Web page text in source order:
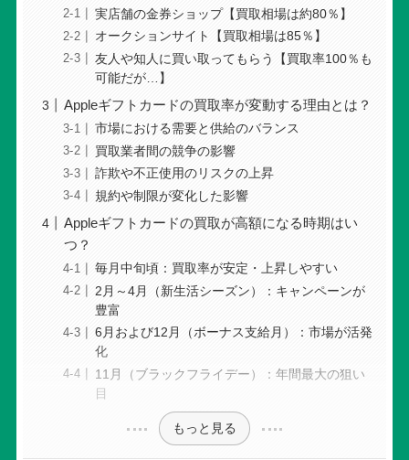
実店舗の金券ショップ【買取相場は約80％】
オークションサイト【買取相場は85％】
友人や知人に買い取ってもらう【買取率100％も
可能だが…】
Appleギフトカードの買取率が変動する理由とは？
市場における需要と供給のバランス
買取業者間の競争の影響
詐欺や不正使用のリスクの上昇
規約や制限が変化した影響
Appleギフトカードの買取が高額になる時期はい
つ？
毎月中旬頃：買取率が安定・上昇しやすい
2月～4月（新生活シーズン）：キャンペーンが
豊富
6月および12月（ボーナス支給月）：市場が活発
化
11月（ブラックフライデー）：年間最大の狙い
目
もっと見る